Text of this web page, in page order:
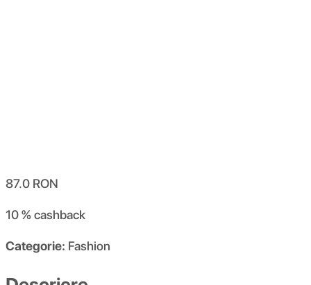
87.0 RON
10 %cashback
Categorie: Fashion